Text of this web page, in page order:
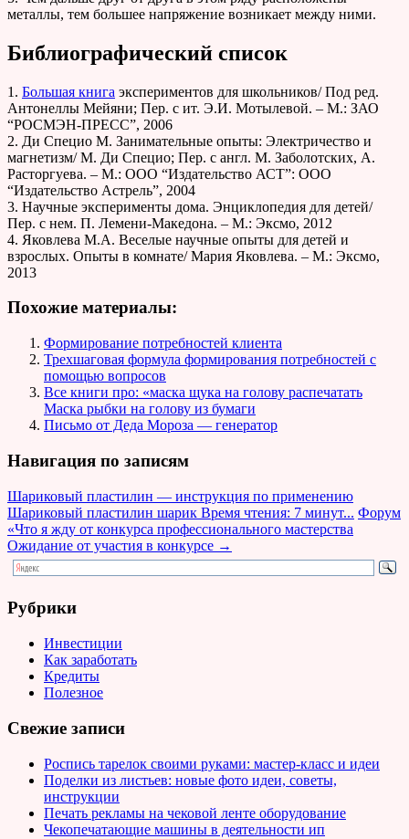
металлы, тем большее напряжение возникает между ними.
Библиографический список
1. Большая книга экспериментов для школьников/ Под ред.
Антонеллы Мейяни; Пер. с ит. Э.И. Мотылевой. – М.: ЗАО
“РОСМЭН-ПРЕСС”, 2006
2. Ди Специо М. Занимательные опыты: Электричество и
магнетизм/ М. Ди Специо; Пер. с англ. М. Заболотских, А.
Расторгуева. – М.: ООО “Издательство АСТ”: ООО
“Издательство Астрель”, 2004
3. Научные эксперименты дома. Энциклопедия для детей/
Пер. с нем. П. Лемени-Македона. – М.: Эксмо, 2012
4. Яковлева М.А. Веселые научные опыты для детей и
взрослых. Опыты в комнате/ Мария Яковлева. – М.: Эксмо,
2013
Похожие материалы:
Формирование потребностей клиента
Трехшаговая формула формирования потребностей с
помощью вопросов
Все книги про: «маска щука на голову распечатать
Маска рыбки на голову из бумаги
Письмо от Деда Мороза — генератор
Навигация по записям
Шариковый пластилин — инструкция по применению
Шариковый пластилин шарик Время чтения: 7 минут... Форум
«Что я жду от конкурса профессионального мастерства
Ожидание от участия в конкурсе →
Рубрики
Инвестиции
Как заработать
Кредиты
Полезное
Свежие записи
Роспись тарелок своими руками: мастер-класс и идеи
Поделки из листьев: новые фото идеи, советы,
инструкции
Печать рекламы на чековой ленте оборудование
Чекопечатающие машины в деятельности ип